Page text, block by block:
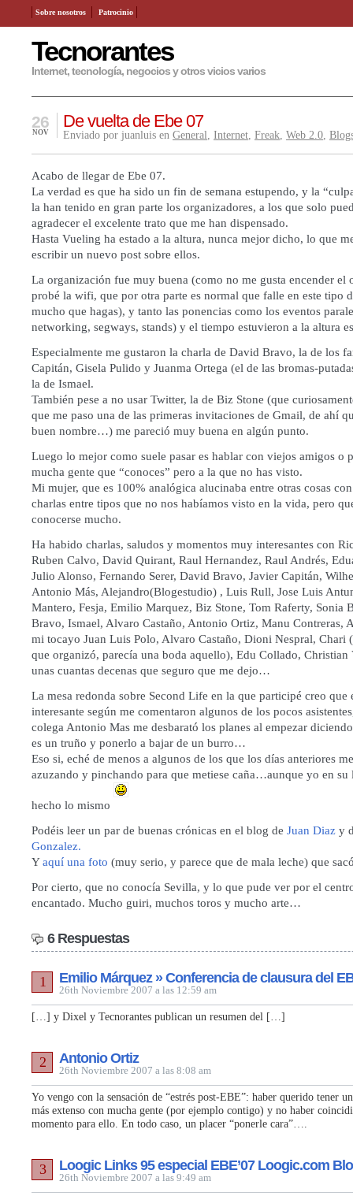
Tecnorantes
Internet, tecnología, negocios y otros vicios varios
Sobre nosotros Patrocinio
De vuelta de Ebe 07
26
NOV Enviado por juanluis en General, Internet, Freak, Web 2.0,
Acabo de llegar de Ebe 07.
La verdad es que ha sido un fin de semana estupendo, y la
la han tenido en gran parte los organizadores, a los que solo
agradecer el excelente trato que me han dispensado.
Hasta Vueling ha estado a la altura, nunca mejor dicho, lo que
escribir un nuevo post sobre ellos.
La organización fue muy buena (como no me gusta encender el
probé la wifi, que por otra parte es normal que falle en este tipo
mucho que hagas), y tanto las ponencias como los eventos
networking, segways, stands) y el tiempo estuvieron a la altura
Especialmente me gustaron la charla de David Bravo, la de los
Capitán, Gisela Pulido y Juanma Ortega (el de las bromas-
la de Ismael.
También pese a no usar Twitter, la de Biz Stone (que
que me paso una de las primeras invitaciones de Gmail, de ahí
buen nombre…) me pareció muy buena en algún punto.
Luego lo mejor como suele pasar es hablar con viejos amigos o
mucha gente que “conoces” pero a la que no has visto.
Mi mujer, que es 100% analógica alucinaba entre otras cosas
charlas entre tipos que no nos habíamos visto en la vida, pero
conocerse mucho.
Ha habido charlas, saludos y momentos muy interesantes con
Ruben Calvo, David Quirant, Raul Hernandez, Raul Andrés,
Julio Alonso, Fernando Serer, David Bravo, Javier Capitán,
Antonio Más, Alejandro(Blogestudio) , Luis Rull, Jose Luis
Mantero, Fesja, Emilio Marquez, Biz Stone, Tom Raferty, Sonia
Bravo, Ismael, Alvaro Castaño, Antonio Ortiz, Manu Contreras,
mi tocayo Juan Luis Polo, Alvaro Castaño, Dioni Nespral, Chari
que organizó, parecía una boda aquello), Edu Collado, Christian
unas cuantas decenas que seguro que me dejo…
La mesa redonda sobre Second Life en la que participé creo que
interesante según me comentaron algunos de los pocos
colega Antonio Mas me desbarató los planes al empezar
es un truño y ponerlo a bajar de un burro…
Eso si, eché de menos a algunos de los que los días anteriores
azuzando y pinchando para que metiese caña…aunque yo en su
hecho lo mismo
Podéis leer un par de buenas crónicas en el blog de Juan Diaz y
Gonzalez.
Yaquí una foto (muy serio, y parece que de mala leche) que
Por cierto, que no conocía Sevilla, y lo que pude ver por el
encantado. Mucho guiri, muchos toros y mucho arte…
6 Respuestas
Emilio Márquez » Conferencia de clausura del
26th Noviembre 2007 a las 12:59 am
1
[…] y Dixel y Tecnorantes publican un resumen del […]
Antonio Ortiz
26th Noviembre 2007 a las 8:08 am
2
Yo vengo con la sensación de “estrés post-EBE”: haber querido tener
más extenso con mucha gente (por ejemplo contigo) y no haber
momento para ello. En todo caso, un placer “ponerle cara”….
Loogic Links 95 especial EBE’07 Loogic.com
26th Noviembre 2007 a las 9:49 am
3